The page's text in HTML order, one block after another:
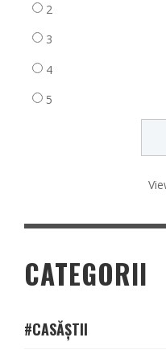
2
3
4
5
CATEGORII
#CASĂȘTII